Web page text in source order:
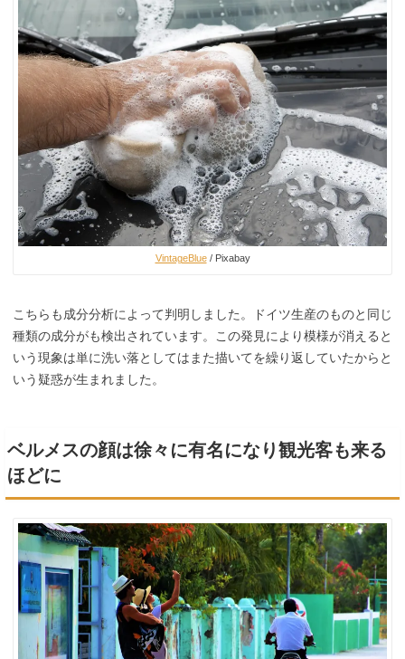
VintageBlue/ Pixabay
こちらも成分分析によって判明しました。ドイツ生産のものと同じ
種類の成分がも検出されています。この発見により模様が消えると
いう現象は単に洗い落としてはまた描いてを繰り返していたからと
いう疑惑が生まれました。
ベルメスの顔は徐々に有名になり観光客も来る
ほどに